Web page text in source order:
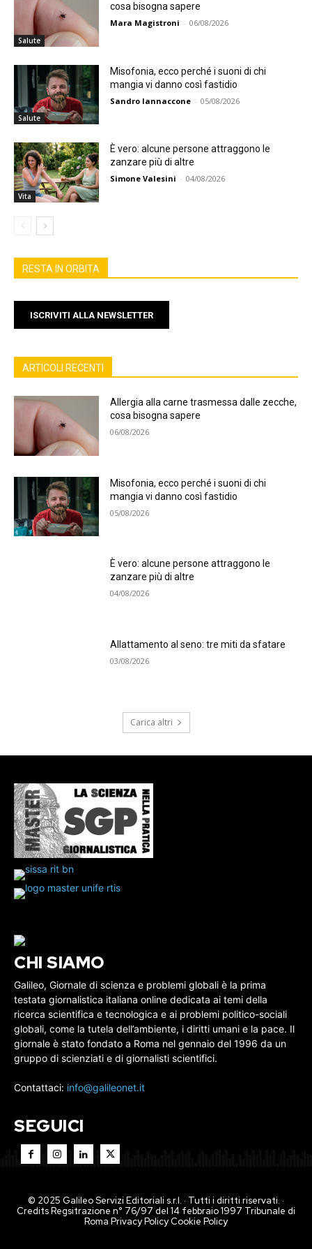
Salute
cosa bisogna sapere
Mara Magistroni - 06/08/2026
Salute
Misofonia, ecco perché i suoni di chi
mangia vi danno così fastidio
Sandro Iannaccone - 05/08/2026
Vita
È vero: alcune persone attraggono le
zanzare più di altre
Simone Valesini - 04/08/2026
RESTA IN ORBITA
ISCRIVITI ALLA NEWSLETTER
ARTICOLI RECENTI
Allergia alla carne trasmessa dalle zecche,
cosa bisogna sapere
06/08/2026
Misofonia, ecco perché i suoni di chi
mangia vi danno così fastidio
05/08/2026
È vero: alcune persone attraggono le
zanzare più di altre
04/08/2026
Allattamento al seno: tre miti da sfatare
03/08/2026
Carica altri
CHI SIAMO
Galileo, Giornale di scienza e problemi globali è la prima
testata giornalistica italiana online dedicata ai temi della
ricerca scientifica e tecnologica e ai problemi politico-sociali
globali, come la tutela dell’ambiente, i diritti umani e la pace. Il
giornale è stato fondato a Roma nel gennaio del 1996 da un
gruppo di scienziati e di giornalisti scientifici.
Contattaci: info@galileonet.it
SEGUICI
© 2025 Galileo Servizi Editoriali s.r.l. · Tutti i diritti riservati. ·
Credits Regsitrazione n° 76/97 del 14 febbraio 1997 Tribunale di
Roma Privacy PolicyCookie Policy